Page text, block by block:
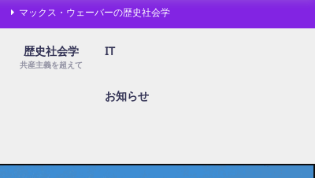
マックス・ウェーバーの歴史社会学
歴史社会学
共産主義を超えて
IT
お知らせ